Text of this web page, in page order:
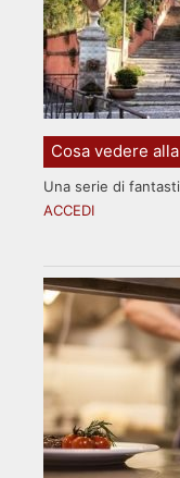
Cosa vedere
Una serie di
ACCEDI